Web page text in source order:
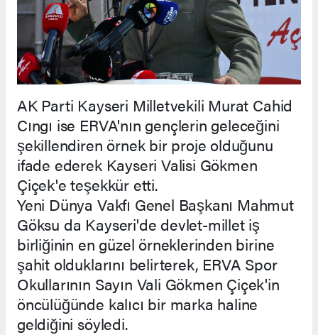
AK Parti Kayseri Milletvekili Murat Cahid
Cıngı ise ERVA'nın gençlerin geleceğini
şekillendiren örnek bir proje olduğunu
ifade ederek Kayseri Valisi Gökmen
Çiçek'e teşekkür etti.
Yeni Dünya Vakfı Genel Başkanı Mahmut
Göksu da Kayseri'de devlet-millet iş
birliğinin en güzel örneklerinden birine
şahit olduklarını belirterek, ERVA Spor
Okullarının Sayın Vali Gökmen Çiçek'in
öncülüğünde kalıcı bir marka haline
geldiğini söyledi.